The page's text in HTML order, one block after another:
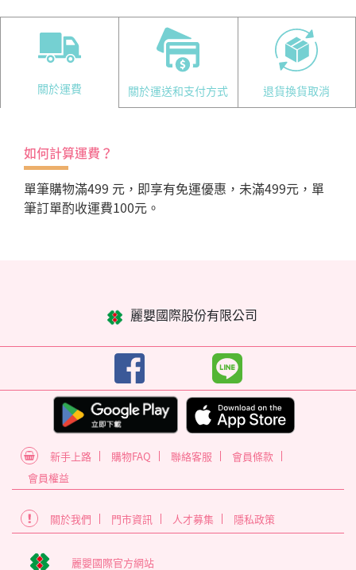
關於運費 關於運送和支付方式 退貨換貨取消
如何計算運費？
單筆購物滿499 元，即享有免運優惠，未滿499元，單
筆訂單酌收運費100元。
麗嬰國際股份有限公司
新手上路 購物FAQ 聯絡客服
會員條款
會員權益
關於我們 門市資訊 人才募集 隱私政策
麗嬰國際官方網站